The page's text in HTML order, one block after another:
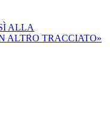
ALLA
ALTRO TRACCIATO»